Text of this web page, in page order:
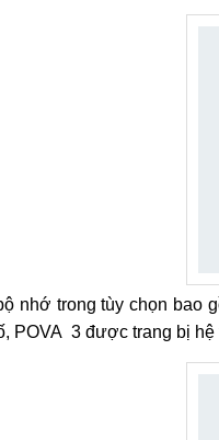
nhớ trong tùy chọn bao
POVA 3 được trang bị